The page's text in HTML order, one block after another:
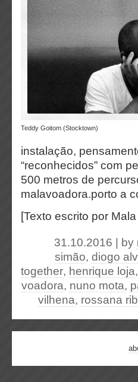
Teddy Goitom (Stocktown)
instalação,
“reconhecidos” com
500 metros de
malavoadora.porto a
[Texto escrito por
31.10.2016 | by
simão, diogo
together, henrique loja,
voadora, nuno mota,
vilhena, rossana